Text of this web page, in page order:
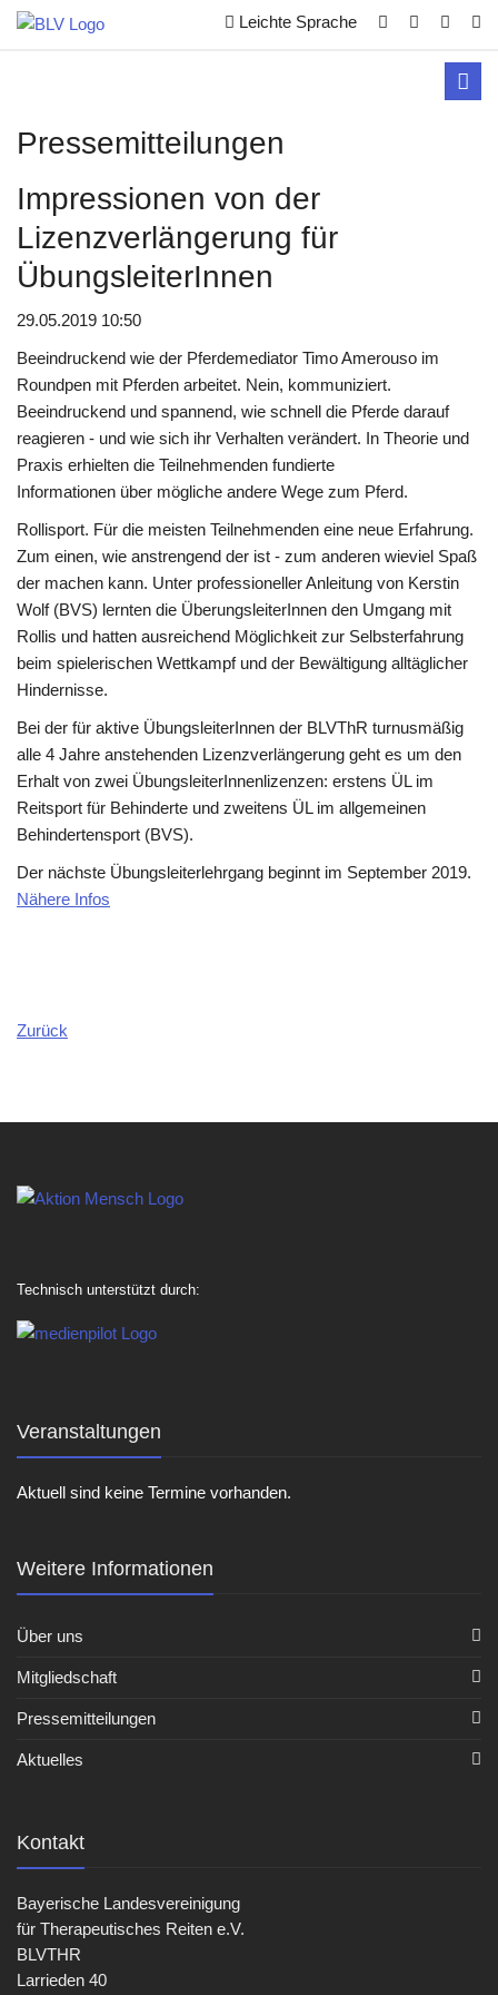
Leichte Sprache
Pressemitteilungen
Impressionen von der
Lizenzverlängerung für
ÜbungsleiterInnen
29.05.2019 10:50
Beeindruckend wie der Pferdemediator Timo Amerouso im
Roundpen mit Pferden arbeitet. Nein, kommuniziert.
Beeindruckend und spannend, wie schnell die Pferde darauf
reagieren - und wie sich ihr Verhalten verändert. In Theorie und
Praxis erhielten die Teilnehmenden fundierte
Informationen über mögliche andere Wege zum Pferd.
Rollisport. Für die meisten Teilnehmenden eine neue Erfahrung.
Zum einen, wie anstrengend der ist - zum anderen wieviel Spaß
der machen kann. Unter professioneller Anleitung von Kerstin
Wolf (BVS) lernten die ÜberungsleiterInnen den Umgang mit
Rollis und hatten ausreichend Möglichkeit zur Selbsterfahrung
beim spielerischen Wettkampf und der Bewältigung alltäglicher
Hindernisse.
Bei der für aktive ÜbungsleiterInnen der BLVThR turnusmäßig
alle 4 Jahre anstehenden Lizenzverlängerung geht es um den
Erhalt von zwei ÜbungsleiterInnenlizenzen: erstens ÜL im
Reitsport für Behinderte und zweitens ÜL im allgemeinen
Behindertensport (BVS).
Der nächste Übungsleiterlehrgang beginnt im September 2019.
Nähere Infos
Zurück
Technisch unterstützt durch:
Veranstaltungen
Aktuell sind keine Termine vorhanden.
Weitere Informationen
Über uns
Mitgliedschaft
Pressemitteilungen
Aktuelles
Kontakt
Bayerische Landesvereinigung
für Therapeutisches Reiten e.V.
BLVTHR
Larrieden 40